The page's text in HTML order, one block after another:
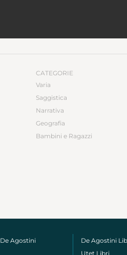
CATEGORIE
Varia
Saggistica
Narrativa
Geografia
Bambini e Ragazzi
De Agostini
De Agostini
Utet Libri